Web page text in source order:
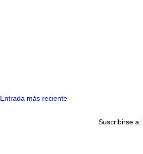
Entrada más reciente
Suscribirse a: